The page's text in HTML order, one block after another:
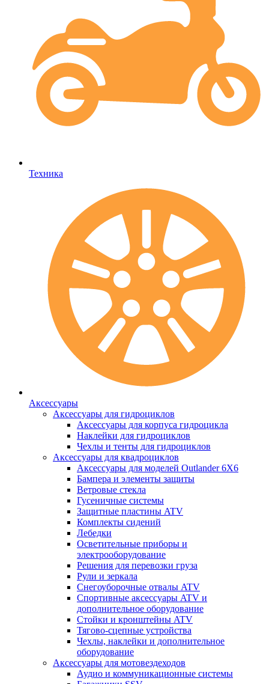
Техника
Аксессуары
Аксессуары для гидроциклов
Аксессуары для корпуса гидроцикла
Наклейки для гидроциклов
Чехлы и тенты для гидроциклов
Аксессуары для квадроциклов
Аксессуары для моделей Outlander 6X6
Бампера и элементы защиты
Ветровые стекла
Гусеничные системы
Защитные пластины ATV
Комплекты сидений
Лебедки
Осветительные приборы и
электрооборудование
Решения для перевозки груза
Рули и зеркала
Снегоуборочные отвалы ATV
Спортивные аксессуары ATV и
дополнительное оборудование
Стойки и кронштейны ATV
Тягово-сцепные устройства
Чехлы, наклейки и дополнительное
оборудование
Аксессуары для мотовездеходов
Аудио и коммуникационные системы